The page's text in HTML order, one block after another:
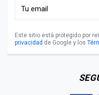
Este sitio está protegido por
privacidad de Google y los